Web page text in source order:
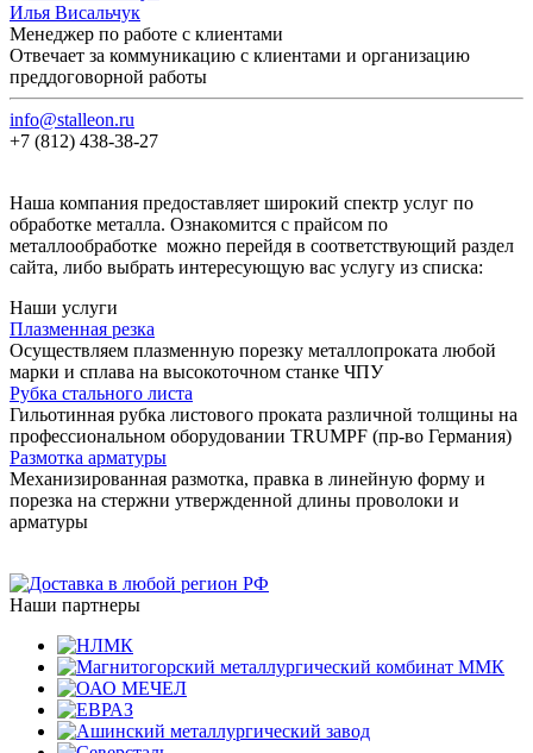
Илья Висальчук
Менеджер по работе с клиентами
Отвечает за коммуникацию с клиентами и организацию
преддоговорной работы
info@stalleon.ru
+7 (812) 438-38-27
Наша компания предоставляет широкий спектр услуг по
обработке металла. Ознакомится с прайсом по
металлообработке можно перейдя в соответствующий раздел
сайта, либо выбрать интересующую вас услугу из списка:
Наши услуги
Плазменная резка
Осуществляем плазменную порезку металлопроката любой
марки и сплава на высокоточном станке ЧПУ
Рубка стального листа
Гильотинная рубка листового проката различной толщины на
профессиональном оборудовании TRUMPF (пр-во Германия)
Размотка арматуры
Механизированная размотка, правка в линейную форму и
порезка на стержни утвержденной длины проволоки и
арматуры
Наши партнеры